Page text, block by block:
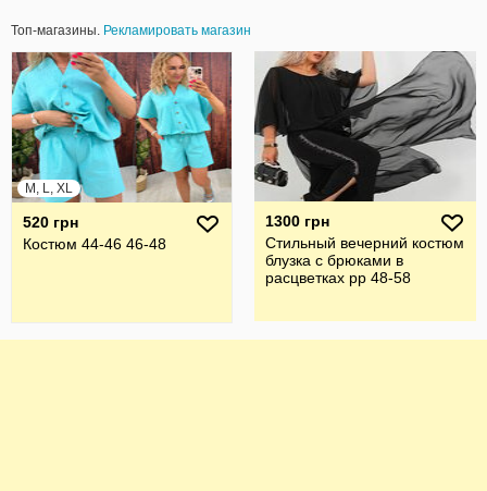
Топ-магазины. Рекламировать магазин
M, L, XL
520 грн
Костюм 44-46 46-48
1300 грн
Стильный вечерний костюм
блузка с брюками в
расцветках рр 48-58